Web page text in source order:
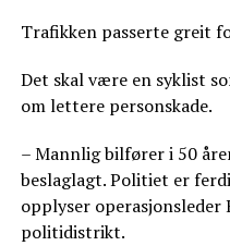
Trafikken passerte greit
Det skal være en syklist
om lettere personskade.
– Mannlig bilfører i 50
beslaglagt. Politiet er
opplyser operasjonsleder
politidistrikt.